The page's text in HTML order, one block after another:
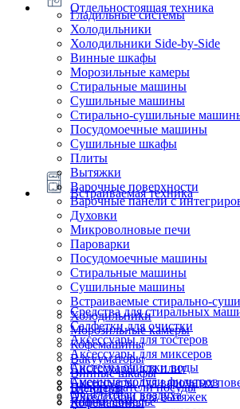
Отдельностоящая техника
Гладильные системы
Холодильники
Холодильники Side-by-Side
Винные шкафы
Морозильные камеры
Стиральные машины
Сушильные машины
Стирально-сушильные
Посудомоечные машины
Сушильные шкафы
Плиты
Встраиваемая техника
Вытяжки
Варочные поверхности
Варочные панели с
Духовки
Микроволновые печи
Пароварки
Посудомоечные машины
Стиральные машины
Сушильные машины
Встраиваемые стирально-
Холодильники
Морозильные камеры
Кофемашины
Вакууматоры
Винные шкафы
Подогреватели посуды
Ящики сомелье
Блендеры
Кофемашины
Очистители воздуха
Системы очистки воды
Сменные модули фильтров
Аксессуары для тостеров
Аксессуары для миксеров
Аксессуары для плит
Аксессуары для варочных
Аксессуары для вытяжек
Средства для стиральных
Салфетки для очистки